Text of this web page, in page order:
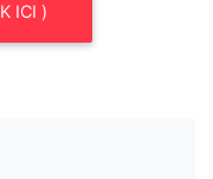
ICI )